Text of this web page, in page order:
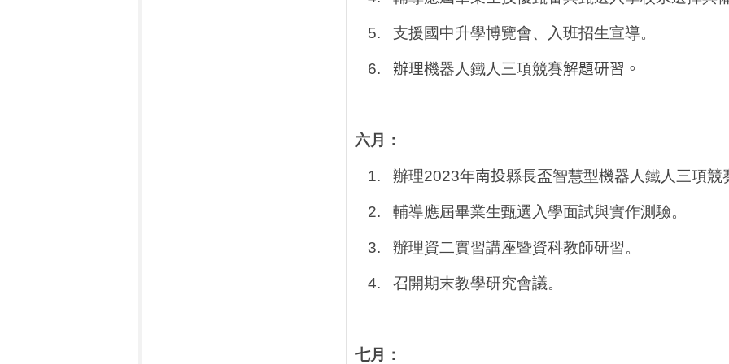
5. 支援國中升學博覽會、入班招生宣導。
6. 辦理機器人鐵人三項競賽解題研習。
六月：
1. 辦理2023年南投縣長盃智慧型機器人鐵人三項競
2. 輔導應屆畢業生甄選入學面試與實作測驗。
3. 辦理資二實習講座暨資科教師研習。
4. 召開期末教學研究會議。
七月：